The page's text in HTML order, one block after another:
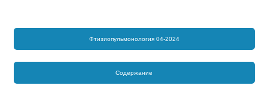
Фтизиопульмонология 04-2024
Содержание